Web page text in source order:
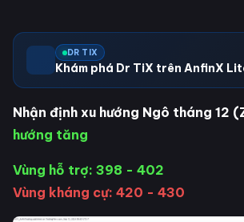
DR TIX
Khám phá Dr TiX trên AnfinX
Nhận định xu hướng Ngô tháng 12
hướng tăng
Vùng hỗ trợ: 398 - 402
Vùng kháng cự: 420 - 430